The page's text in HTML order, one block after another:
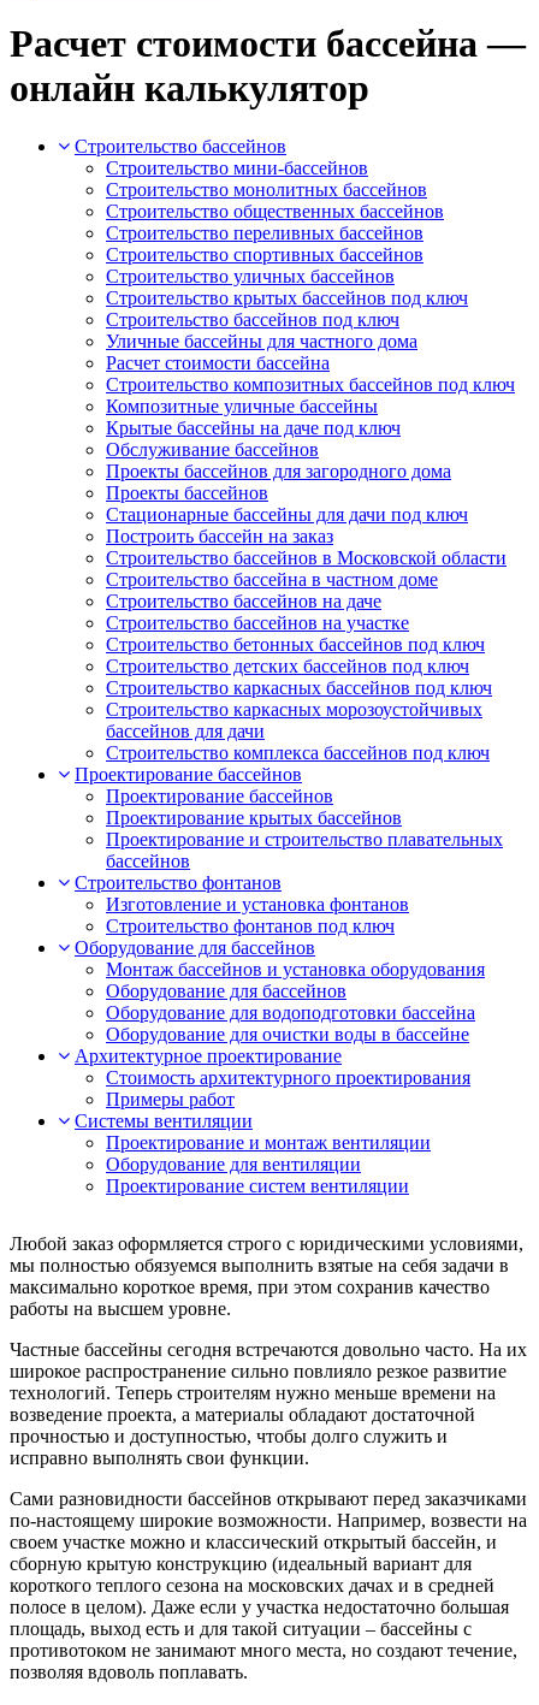
Расчет стоимости бассейна —
онлайн калькулятор
Строительство бассейнов
Строительство мини-бассейнов
Строительство монолитных бассейнов
Строительство общественных бассейнов
Строительство переливных бассейнов
Строительство спортивных бассейнов
Строительство уличных бассейнов
Строительство крытых бассейнов под ключ
Строительство бассейнов под ключ
Уличные бассейны для частного дома
Расчет стоимости бассейна
Строительство композитных бассейнов под ключ
Композитные уличные бассейны
Крытые бассейны на даче под ключ
Обслуживание бассейнов
Проекты бассейнов для загородного дома
Проекты бассейнов
Стационарные бассейны для дачи под ключ
Построить бассейн на заказ
Строительство бассейнов в Московской области
Строительство бассейна в частном доме
Строительство бассейнов на даче
Строительство бассейнов на участке
Строительство бетонных бассейнов под ключ
Строительство детских бассейнов под ключ
Строительство каркасных бассейнов под ключ
Строительство каркасных морозоустойчивых
бассейнов для дачи
Строительство комплекса бассейнов под ключ
Проектирование бассейнов
Проектирование бассейнов
Проектирование крытых бассейнов
Проектирование и строительство плавательных
бассейнов
Строительство фонтанов
Изготовление и установка фонтанов
Строительство фонтанов под ключ
Оборудование для бассейнов
Монтаж бассейнов и установка оборудования
Оборудование для бассейнов
Оборудование для водоподготовки бассейна
Оборудование для очистки воды в бассейне
Архитектурное проектирование
Стоимость архитектурного проектирования
Примеры работ
Системы вентиляции
Проектирование и монтаж вентиляции
Оборудование для вентиляции
Проектирование систем вентиляции
Любой заказ оформляется строго с юридическими условиями,
мы полностью обязуемся выполнить взятые на себя задачи в
максимально короткое время, при этом сохранив качество
работы на высшем уровне.
Частные бассейны сегодня встречаются довольно часто. На их
широкое распространение сильно повлияло резкое развитие
технологий. Теперь строителям нужно меньше времени на
возведение проекта, а материалы обладают достаточной
прочностью и доступностью, чтобы долго служить и
исправно выполнять свои функции.
Сами разновидности бассейнов открывают перед заказчиками
по-настоящему широкие возможности. Например, возвести на
своем участке можно и классический открытый бассейн, и
сборную крытую конструкцию (идеальный вариант для
короткого теплого сезона на московских дачах и в средней
полосе в целом). Даже если у участка недостаточно большая
площадь, выход есть и для такой ситуации – бассейны с
противотоком не занимают много места, но создают течение,
позволяя вдоволь поплавать.